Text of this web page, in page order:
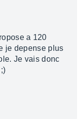
a 120
je depense plus
Je vais donc